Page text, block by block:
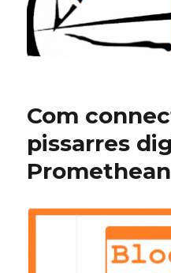
Com
pissarres
Promethean